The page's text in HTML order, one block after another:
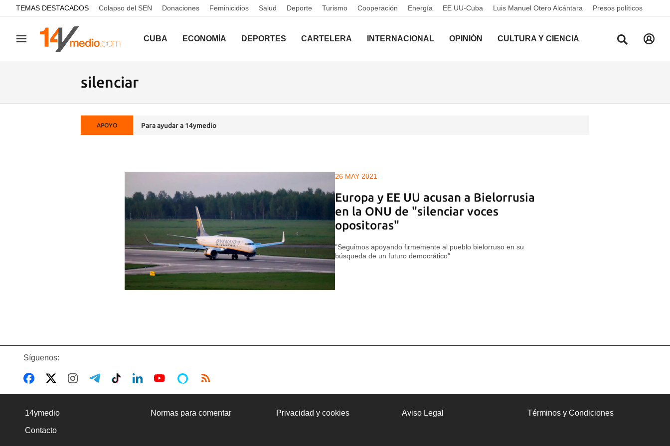
common.go-to-content
TEMAS DESTACADOS Colapso del SEN Donaciones Feminicidios Salud Deporte Turismo Cooperación Energía EE UU-Cuba Luis Manuel Otero Alcántara Presos políticos
Navegación CUBA ECONOMÍA DEPORTES CARTELERA INTERNACIONAL OPINIÓN CULTURA Y CIENCIA
silenciar
APOYO Para ayudar a 14ymedio
26 MAY 2021
Europa y EE UU acusan a Bielorrusia
en la ONU de "silenciar voces
opositoras"
"Seguimos apoyando firmemente al pueblo bielorruso en su
búsqueda de un futuro democrático"
Síguenos:
14ymedio Normas para comentar Privacidad y cookies Aviso Legal Términos y Condiciones
Contacto